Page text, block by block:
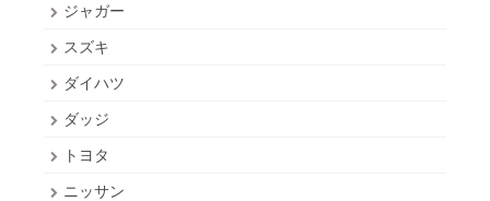
ジャガー
スズキ
ダイハツ
ダッジ
トヨタ
ニッサン